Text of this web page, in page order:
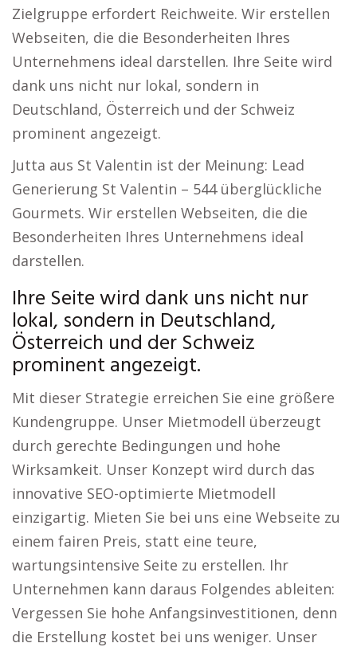
Zielgruppe erfordert Reichweite. Wir erstellen
Webseiten, die die Besonderheiten Ihres
Unternehmens ideal darstellen. Ihre Seite wird
dank uns nicht nur lokal, sondern in
Deutschland, Österreich und der Schweiz
prominent angezeigt.
Jutta aus St Valentin ist der Meinung: Lead
Generierung St Valentin – 544 überglückliche
Gourmets. Wir erstellen Webseiten, die die
Besonderheiten Ihres Unternehmens ideal
darstellen.
Ihre Seite wird dank uns nicht nur
lokal, sondern in Deutschland,
Österreich und der Schweiz
prominent angezeigt.
Mit dieser Strategie erreichen Sie eine größere
Kundengruppe. Unser Mietmodell überzeugt
durch gerechte Bedingungen und hohe
Wirksamkeit. Unser Konzept wird durch das
innovative SEO-optimierte Mietmodell
einzigartig. Mieten Sie bei uns eine Webseite zu
einem fairen Preis, statt eine teure,
wartungsintensive Seite zu erstellen. Ihr
Unternehmen kann daraus Folgendes ableiten:
Vergessen Sie hohe Anfangsinvestitionen, denn
die Erstellung kostet bei uns weniger. Unser